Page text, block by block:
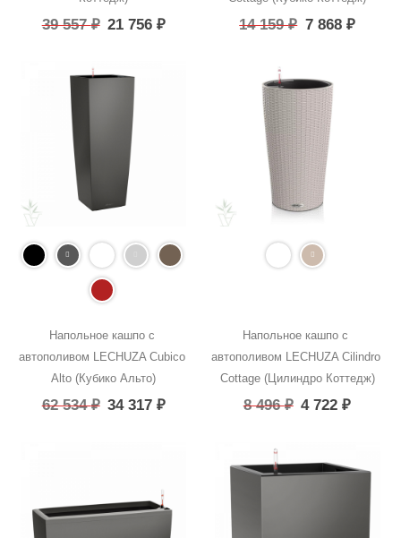
39 557₽ 21 756₽ 14 159₽ 7 868 ₽
Напольное кашпо с
автополивом LECHUZA Cubico
Alto (Кубико Альто)
62 534₽ 34 317₽
Напольное кашпо с
автополивом LECHUZA Cilindro
Cottage (Цилиндро Коттедж)
8 496₽ 4 722₽